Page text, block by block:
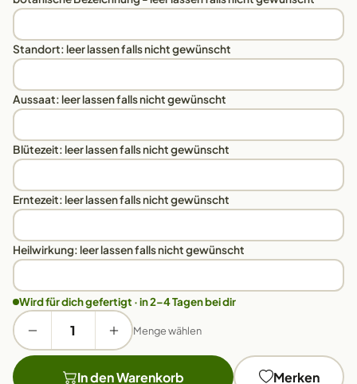
Standort: leer lassen falls nicht gewünscht
Aussaat: leer lassen falls nicht gewünscht
Blütezeit: leer lassen falls nicht gewünscht
Erntezeit: leer lassen falls nicht gewünscht
Heilwirkung: leer lassen falls nicht gewünscht
Wird für dich gefertigt · in 2–4 Tagen bei dir
Menge wählen
In den Warenkorb Merken